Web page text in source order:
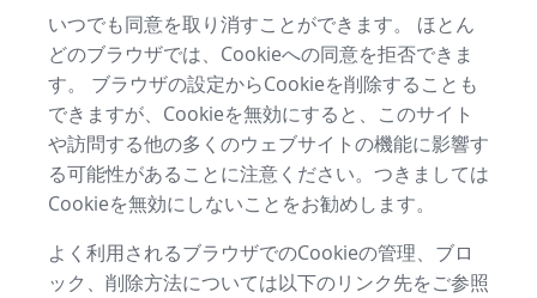
いつでも同意を取り消すことができます。 ほとん
どのブラウザでは、Cookieへの同意を拒否できま
す。 ブラウザの設定からCookieを削除することも
できますが、Cookieを無効にすると、このサイト
や訪問する他の多くのウェブサイトの機能に影響す
る可能性があることに注意ください。つきましては
Cookieを無効にしないことをお勧めします。
よく利用されるブラウザでのCookieの管理、ブロ
ック、削除方法については以下のリンク先をご参照